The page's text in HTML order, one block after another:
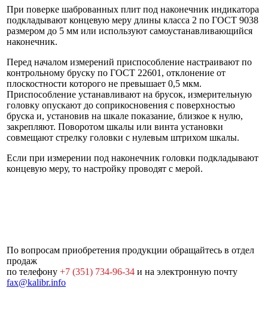
При поверке шаброванных плит под наконечник индикатора
подкладывают концевую меру длины класса 2 по ГОСТ 9038
размером до 5 мм или используют самоустанавливающийся
наконечник.
Перед началом измерений приспособление настраивают по
контрольному бруску по ГОСТ 22601, отклонение от
плоскостности которого не превышает 0,5 мкм.
Приспособление устанавливают на брусок, измерительную
головку опускают до соприкосновения с поверхностью
бруска и, установив на шкале показание, близкое к нулю,
закрепляют. Поворотом шкалы или винта установки
совмещают стрелку головки с нулевым штрихом шкалы.
Если при измерении под наконечник головки подкладывают
концевую меру, то настройку проводят с мерой.
По вопросам приобретения продукции обращайтесь в отдел
продаж
по телефону +7 (351) 734-96-34 и на электронную почту
fax@kalibr.info